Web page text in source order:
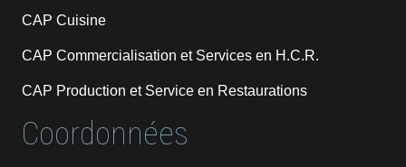
CAP Cuisine
CAP Commercialisation et Services en H.C.R.
CAP Production et Service en Restaurations
Coordonnées